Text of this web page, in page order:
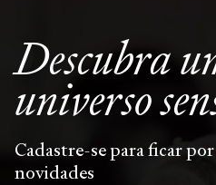
Descubra
universo
Cadastre-se para ficar
novidades